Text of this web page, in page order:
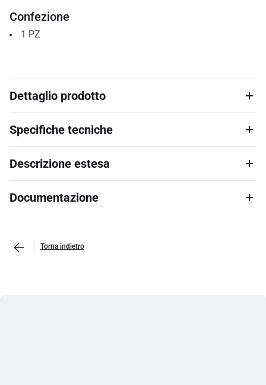
Confezione
1 PZ
Dettaglio prodotto
Specifiche tecniche
Descrizione estesa
Documentazione
Torna indietro